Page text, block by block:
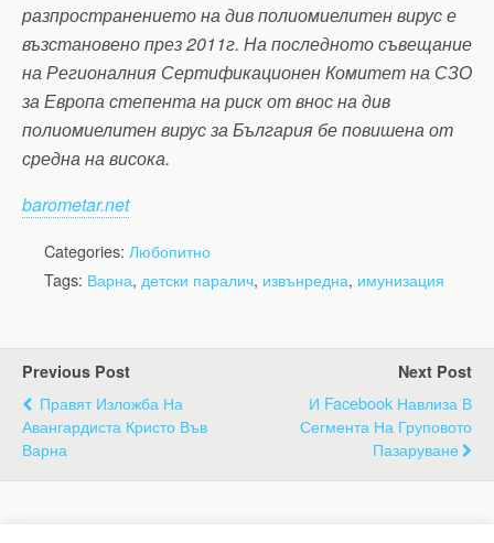
разпространението на див полиомиелитен вирус е
възстановено през 2011г. На последното съвещание
на Регионалния Сертификационен Комитет на СЗО
за Европа степента на риск от внос на див
полиомиелитен вирус за България бе повишена от
средна на висока.
barometar.net
Categories: Любопитно
Tags: Варна, детски паралич, извънредна, имунизация
Previous Post
Правят Изложба На
Авангардиста Кристо Във
Варна
Next Post
И Facebook Навлиза В
Сегмента На Груповото
Пазаруване